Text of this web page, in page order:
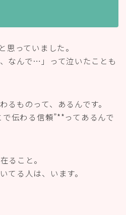
思っていました。
なんで…」って泣いたことも
るものって、あるんです。
伝わる信頼”**ってあるんで
ること。
てる人は、います。